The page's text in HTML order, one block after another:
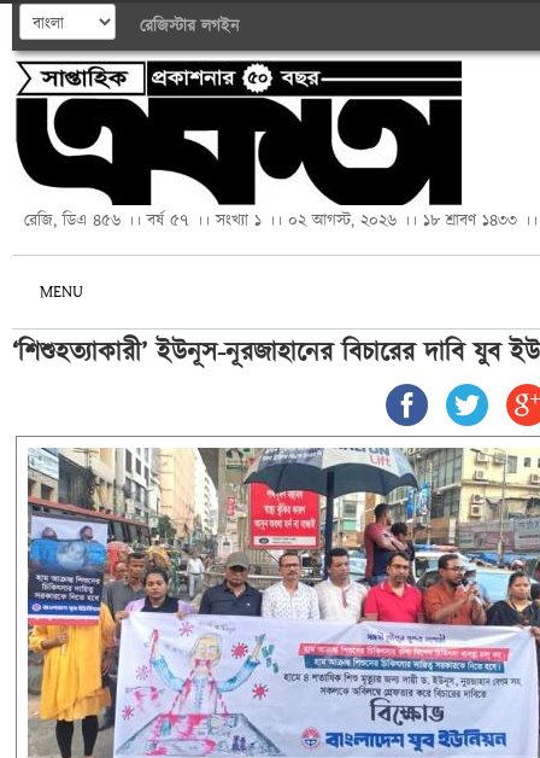
রেজিস্টার লগইন
রেজি, ডিএ ৪৫৬ ।। বর্ষ ৫৭ ।। সংখ্যা ১ ।। ০২ আগস্ট, ২০২৬ ।। ১৮ শ্রাবণ ১৪৩৩ ।।
MENU
‘শিশুহত্যাকারী’ ইউনূস-নূরজাহানের বিচারের দাবি যুব